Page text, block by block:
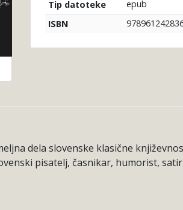
Tip datoteke
epub
ISBN
dela slovenske klasične
pisatelj, časnikar, humorist,